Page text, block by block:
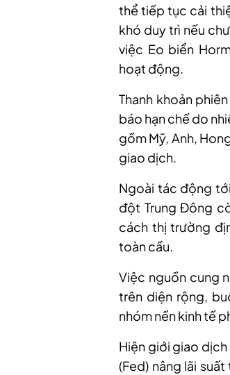
thể tiếp tục cải
khó duy trì nếu
việc Eo biển
hoạt động.
Thanh khoản
báo hạn chế do
gồm Mỹ, Anh,
giao dịch.
Ngoài tác động
đột Trung Đông
cách thị trường
toàn cầu.
Việc nguồn cung
trên diện rộng,
nhóm nền kinh tế
Hiện giới giao
(Fed) nâng lãi